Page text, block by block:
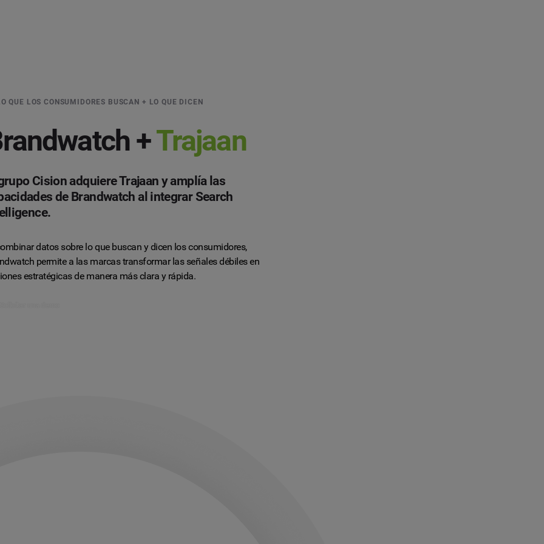
QUE LOS CONSUMIDORES BUSCAN + LO QUE DICEN
+Trajaan
Cision adquiere Trajaan y amplía las
de Brandwatch al integrar Search
datos sobre lo que buscan y dicen los consumidores,
permite a las marcas transformar las señales débiles en
estratégicas de manera más clara y rápida.